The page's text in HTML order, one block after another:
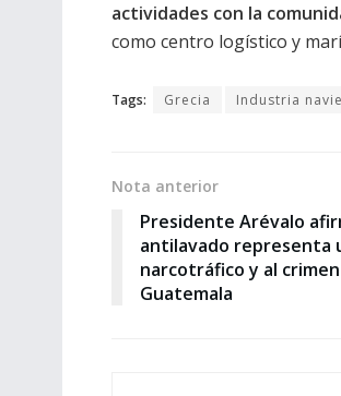
actividades con la
como centro logístico y
Tags: Grecia Industria
Nota anterior
Presidente Arévalo
antilavado representa
narcotráfico y al
Guatemala